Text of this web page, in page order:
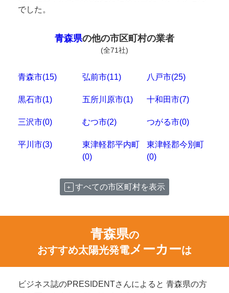
でした。
青森県の他の市区町村の業者
(全71社)
青森市(15) 弘前市(11) 八戸市(25)
黒石市(1) 五所川原市(1) 十和田市(7)
三沢市(0) むつ市(2) つがる市(0)
平川市(3)
東津軽郡平内町
(0)
東津軽郡今別町
(0)
すべての市区町村を表示
青森県の
おすすめ太陽光発電メーカーは
ビジネス誌のPRESIDENTさんによると 青森県の方